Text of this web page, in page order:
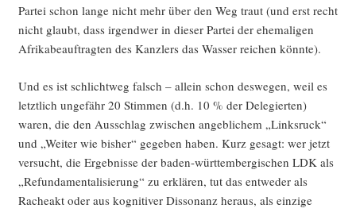
Par­tei schon lan­ge nicht mehr über den Weg traut (und erst recht
nicht glaubt, dass irgend­wer in die­ser Par­tei der ehe­ma­li­gen
Afri­ka­be­auf­trag­ten des Kanz­lers das Was­ser rei­chen könnte).
Und es ist schlicht­weg falsch – allein schon des­we­gen, weil es
letzt­lich unge­fähr 20 Stim­men (d.h. 10 % der Dele­gier­ten)
waren, die den Aus­schlag zwi­schen angeb­li­chem „Links­ruck“
und „Wei­ter wie bis­her“ gege­ben haben. Kurz gesagt: wer jetzt
ver­sucht, die Ergeb­nis­se der baden-würt­tem­ber­gi­schen LDK als
„Refun­da­men­ta­li­sie­rung“ zu erklä­ren, tut das ent­we­der als
Rache­akt oder aus kogni­ti­ver Dis­so­nanz her­aus, als ein­zi­ge